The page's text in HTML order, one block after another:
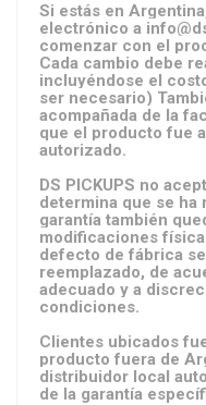
Si estás en
electrónico a
comenzar con el
Cada cambio debe
incluyéndose el
ser necesario)
acompañada de la
que el producto fue
autorizado.
DS PICKUPS no
determina que se ha
garantía también
modificaciones
defecto de fábrica
reemplazado, de
adecuado y a
condiciones.
Clientes ubicados
producto fuera de
distribuidor local
de la garantía